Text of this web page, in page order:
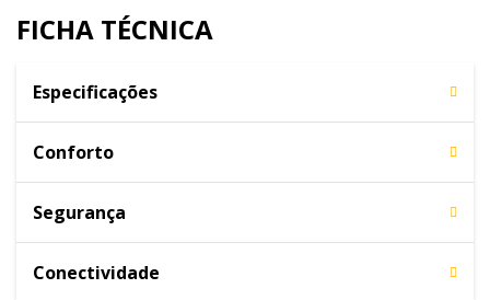
FICHA TÉCNICA
Especificações
Conforto
Segurança
Conectividade